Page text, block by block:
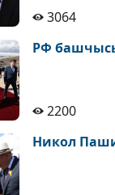
3064
РФ
2200
Никол